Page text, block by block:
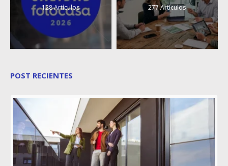
128 Artículos 277 Artículos
POST RECIENTES